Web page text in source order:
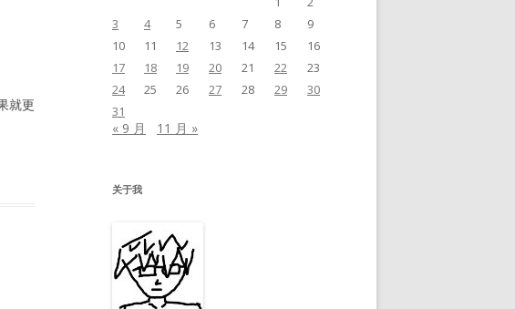
就更
3
4 5 6 7 8
9
10
11 12 13 14 15
16
17
18 19 20 21 22
23
24
25 26 27 28 29
30
31
« 9 月 11 月 »
关于我